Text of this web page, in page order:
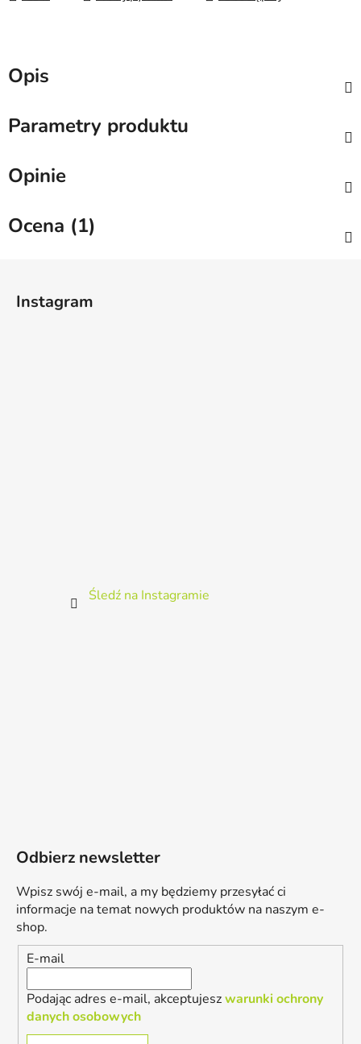
Opis
Parametry produktu
Opinie
Ocena (1)
Instagram
Śledź na Instagramie
Odbierz newsletter
Wpisz swój e-mail, a my będziemy przesyłać ci
informacje na temat nowych produktów na naszym e-
shop.
E-mail
Podając adres e-mail, akceptujeszwarunki ochrony
danych osobowych